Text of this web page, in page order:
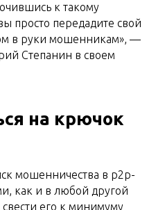
к такому
просто передадите свой
в руки мошенникам», —
Степанин в своем
на крючок
мошенничества в p2p-
как и в любой другой
его к минимуму